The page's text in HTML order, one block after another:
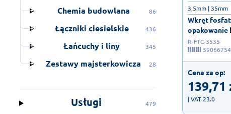
Chemia budowlana 86
Łączniki ciesielskie 436
Łańcuchy i liny 345
Zestawy majsterkowicza 28
Usługi 479
Wkręt
opakowanie
3,5mm | 35mm
R-FTC-3535
Cena za op:
139,71
| VAT 23.0